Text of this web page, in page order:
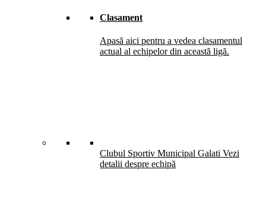
Clasament
Apasă aici pentru a vedea clasamentul
actual al echipelor din această ligă.
Clubul Sportiv Municipal Galati Vezi
detalii despre echipă